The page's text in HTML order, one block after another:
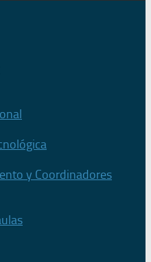
y Coordinadores